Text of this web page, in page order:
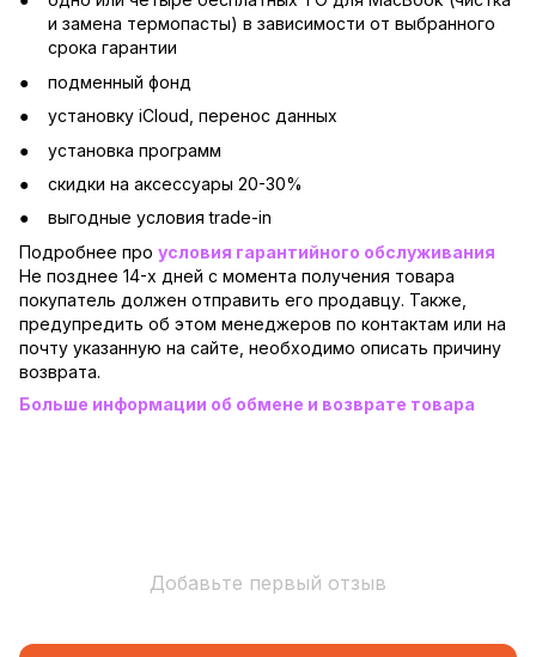
и замена термопасты) в зависимости от выбранного
срока гарантии
подменный фонд
установку iCloud, перенос данных
установка программ
скидки на аксессуары 20-30%
выгодные условия trade-in
Подробнее про условия гарантийного обслуживания
Не позднее 14-х дней с момента получения товара
покупатель должен отправить его продавцу. Также,
предупредить об этом менеджеров по контактам или на
почту указанную на сайте, необходимо описать причину
возврата.
Больше информации об обмене и возврате товара
Добавьте первый отзыв